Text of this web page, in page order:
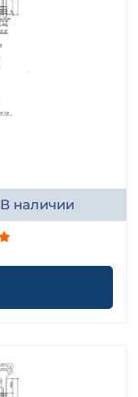
В наличии